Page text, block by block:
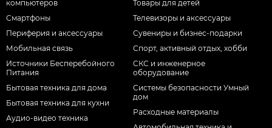
компьютеров
Смартфоны
Периферия и аксессуары
Мобильная связь
Источники Бесперебойного
Питания
Бытовая техника для дома
Бытовая техника для кухни
Аудио-видео техника
Товары для детей
Телевизоры и аксессуары
Сувениры и бизнес-подарки
Спорт, активный отдых, хобби
СКС и инженерное
оборудование
Системы безопасности Умный
дом
Расходные материалы